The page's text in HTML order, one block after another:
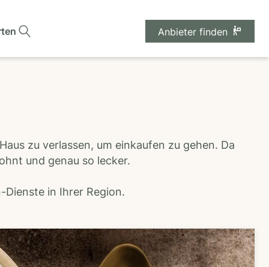
Anbieter finden
zu verlassen, um einkaufen zu gehen. Da
und genau so lecker.
Dienste in Ihrer Region.